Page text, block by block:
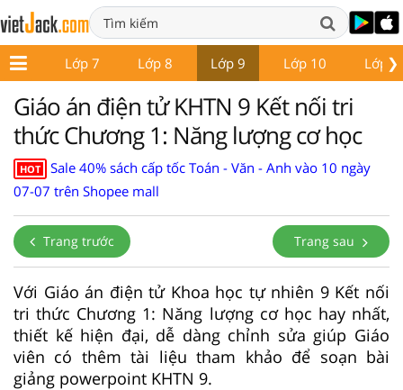
❯
6 Lớp 7 Lớp 8 Lớp 9 Lớp 10 Lớp
Giáo án điện tử KHTN 9 Kết nối tri
thức Chương 1: Năng lượng cơ học
HOT
Sale 40% sách cấp tốc Toán - Văn - Anh vào 10 ngày
07-07 trên Shopee mall
Trang trước Trang sau
Với Giáo án điện tử Khoa học tự nhiên 9 Kết nối
tri thức Chương 1: Năng lượng cơ học hay nhất,
thiết kế hiện đại, dễ dàng chỉnh sửa giúp Giáo
viên có thêm tài liệu tham khảo để soạn bài
giảng powerpoint KHTN 9.